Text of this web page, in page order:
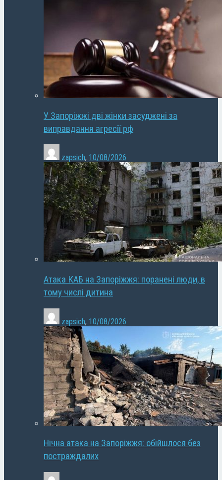
У Запоріжжі дві жінки засуджені за
виправдання агресії рф
zapsich, 10/08/2026
Атака КАБ на Запоріжжя: поранені люди, в
тому числі дитина
zapsich, 10/08/2026
Нічна атака на Запоріжжя: обійшлося без
постраждалих